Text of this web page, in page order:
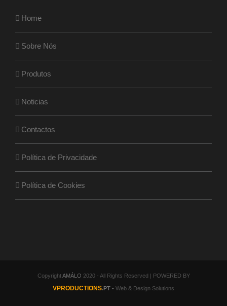
Home
Sobre Nós
Produtos
Noticias
Contactos
Política de Privacidade
Política de Cookies
CopyrightAMÁLO 2020 - All Rights Reserved | POWERED BY
VPRODUCTIONS.PT - Web & Design Solutions